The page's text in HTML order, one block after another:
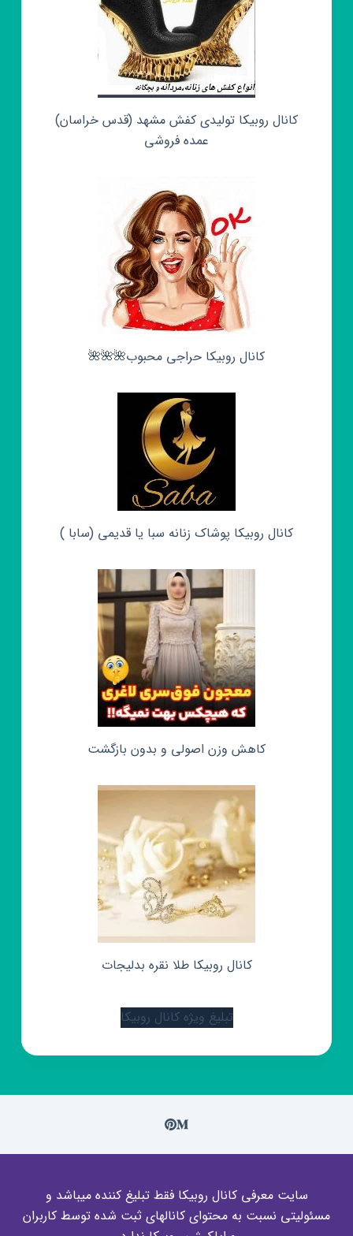
کانال روبیکا تولیدی کفش مشهد (قدس خراسان)
عمده فروشی
کانال روبیکا حراجی محبوب🌺🌺🌺
کانال روبیکا پوشاک زنانه سبا یا قدیمی (سابا )
کاهش وزن اصولی و بدون بازگشت
کانال روبیکا طلا نقره بدلیجات
تبلیغ ویژه کانال روبیکا
سایت معرفی کانال روبیکا فقط تبلیغ کننده میباشد و
مسئولیتی نسبت به محتوای کانالهای ثبت شده توسط کاربران